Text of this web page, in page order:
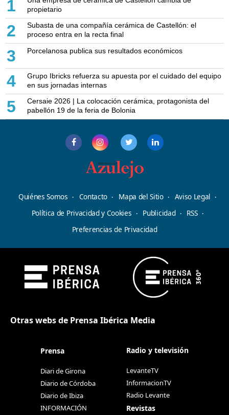
1
propietario
2
Subasta de una compañía cerámica de Castellón: el
proceso entra en la recta final
3 Porcelanosa publica sus resultados económicos
4
Grupo Ibricks refuerza su apuesta por el cuidado del equipo
en sus jornadas internas
5
Cersaie 2026 | La colocación cerámica, protagonista del
pabellón 19 de la feria de Bolonia
Quiénes Somos Contacto Mapa del Sitio
Aviso Legal
Política de Privacidad y Cookies
Publicidad
RSS
Preferencias de Privacidad
Otras webs de Prensa Ibérica Media
Prensa
Diari de Girona
Diario de Córdoba
Diario de Ibiza
INFORMACIÓN
Radio y televisión
LevanteTV
InformacionTV
Radio Levante
Revistas